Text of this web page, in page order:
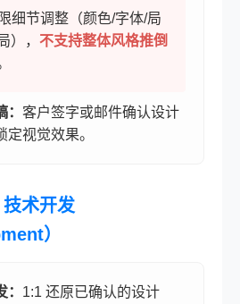
细节调整（颜色/字体/局
）， 不支持整体风格推倒
客户签字或邮件确认设计
定视觉效果。
术开发
）
1:1 还原已确认的设计